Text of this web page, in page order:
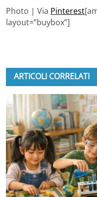
Photo | Via Pinterest
layout=”buybox”]
ARTICOLI CORRELATI